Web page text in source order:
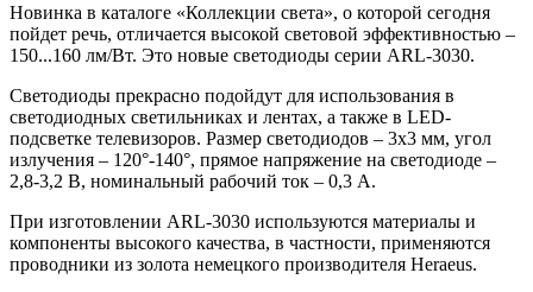
Новинка в каталоге «Коллекции света», о которой сегодня
пойдет речь, отличается высокой световой эффективностью –
150...160 лм/Вт. Это новые светодиоды серии ARL-3030.
Светодиоды прекрасно подойдут для использования в
светодиодных светильниках и лентах, а также в LED-
подсветке телевизоров. Размер светодиодов – 3х3 мм, угол
излучения – 120°-140°, прямое напряжение на светодиоде –
2,8-3,2 В, номинальный рабочий ток – 0,3 А.
При изготовлении ARL-3030 используются материалы и
компоненты высокого качества, в частности, применяются
проводники из золота немецкого производителя Heraeus.